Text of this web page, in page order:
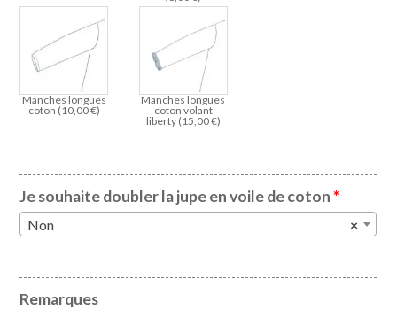
Manches longues
coton (10,00€)
Manches longues
coton volant
liberty (15,00€)
Je souhaite doubler la jupe en voile de coton*
×
Non
Remarques